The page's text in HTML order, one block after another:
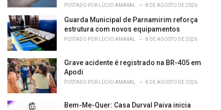
POSTADO POR LÚCIO AMARAL 8 DE AGOSTO DE 2026
Guarda Municipal de Parnamirim reforça
estrutura com novos equipamentos
POSTADO POR LÚCIO AMARAL 8 DE AGOSTO DE 2026
Grave acidente é registrado na BR-405 em
Apodi
POSTADO POR LÚCIO AMARAL 8 DE AGOSTO DE 2026
Bem-Me-Quer: Casa Durval Paiva inicia